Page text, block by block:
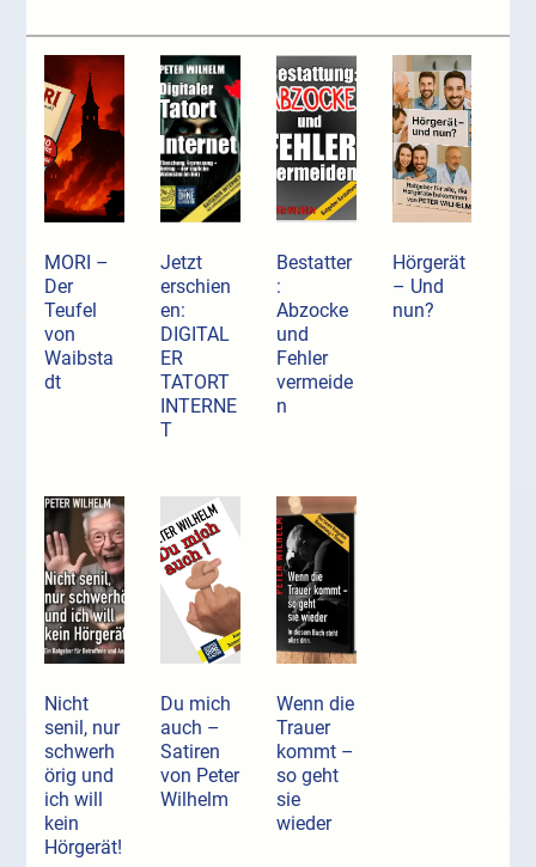
MORI –
Der
Teufel
von
Waibsta
dt
Jetzt
erschien
en:
DIGITAL
ER
TATORT
INTERNE
T
Bestatter
:
Abzocke
und
Fehler
vermeide
n
Hörgerät
– Und
nun?
Nicht
senil, nur
schwerh
örig und
ich will
kein
Hörgerät!
Du mich
auch –
Satiren
von Peter
Wilhelm
Wenn die
Trauer
kommt –
so geht
sie
wieder